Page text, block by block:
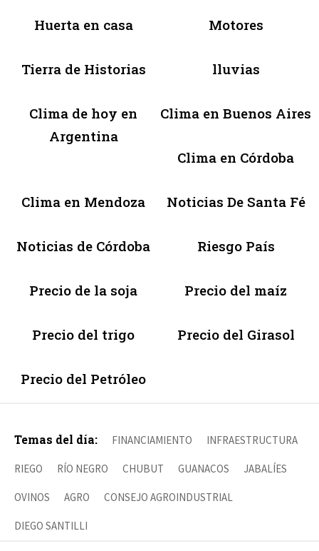
Huerta en casa Motores
Tierra de Historias lluvias
Clima de hoy en
Argentina
Clima en Buenos Aires
Clima en Córdoba
Clima en Mendoza Noticias De Santa Fé
Noticias de Córdoba Riesgo País
Precio de la soja Precio del maíz
Precio del trigo Precio del Girasol
Precio del Petróleo
Temas del día: FINANCIAMIENTO INFRAESTRUCTURA
RIEGO RÍO NEGRO CHUBUT GUANACOS JABALÍES
OVINOS AGRO CONSEJO AGROINDUSTRIAL
DIEGO SANTILLI